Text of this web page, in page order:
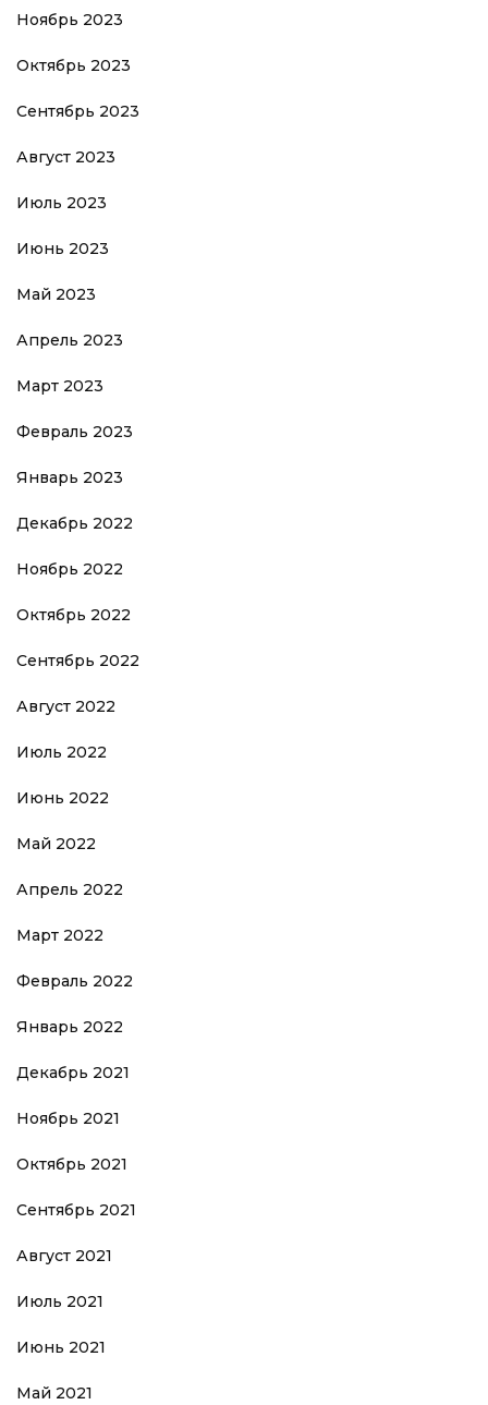
Ноябрь 2023
Октябрь 2023
Сентябрь 2023
Август 2023
Июль 2023
Июнь 2023
Май 2023
Апрель 2023
Март 2023
Февраль 2023
Январь 2023
Декабрь 2022
Ноябрь 2022
Октябрь 2022
Сентябрь 2022
Август 2022
Июль 2022
Июнь 2022
Май 2022
Апрель 2022
Март 2022
Февраль 2022
Январь 2022
Декабрь 2021
Ноябрь 2021
Октябрь 2021
Сентябрь 2021
Август 2021
Июль 2021
Июнь 2021
Май 2021